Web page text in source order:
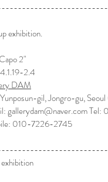
exhibition.
2"
2.4
DAM
gil, Jongro-gu,
gallerydam@naver.comTel:
010-7226-2745